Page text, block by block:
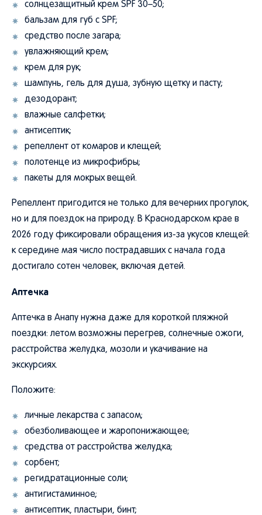
солнцезащитный крем SPF 30–50;
бальзам для губ с SPF;
средство после загара;
увлажняющий крем;
крем для рук;
шампунь, гель для душа, зубную щетку и пасту;
дезодорант;
влажные салфетки;
антисептик;
репеллент от комаров и клещей;
полотенце из микрофибры;
пакеты для мокрых вещей.
Репеллент пригодится не только для вечерних прогулок,
но и для поездок на природу. В Краснодарском крае в
2026 году фиксировали обращения из-за укусов клещей:
к середине мая число пострадавших с начала года
достигало сотен человек, включая детей.
Аптечка
Аптечка в Анапу нужна даже для короткой пляжной
поездки: летом возможны перегрев, солнечные ожоги,
расстройства желудка, мозоли и укачивание на
экскурсиях.
Положите:
личные лекарства с запасом;
обезболивающее и жаропонижающее;
средства от расстройства желудка;
сорбент;
регидратационные соли;
антигистаминное;
антисептик, пластыри, бинт;